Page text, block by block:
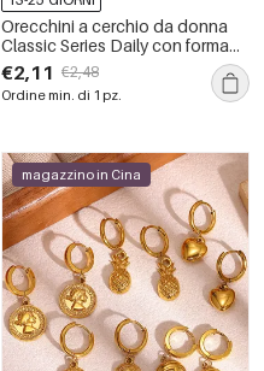
Orecchini a cerchio da donna
Classic Series Daily con forma
geometrica, in acciaio
inossidabile, impermeabili, color
oro e strass.
€2,11 €2,48
Ordine min. di 1 pz.
magazzino in Cina